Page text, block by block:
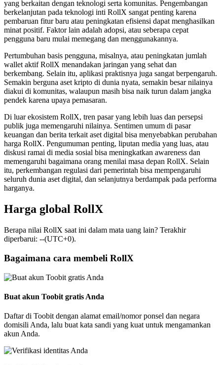
yang berkaitan dengan teknologi serta komunitas. Pengembangan
berkelanjutan pada teknologi inti RollX sangat penting karena
pembaruan fitur baru atau peningkatan efisiensi dapat menghasilkan
minat positif. Faktor lain adalah adopsi, atau seberapa cepat
pengguna baru mulai memegang dan menggunakannya.
Pertumbuhan basis pengguna, misalnya, atau peningkatan jumlah
wallet aktif RollX menandakan jaringan yang sehat dan
berkembang. Selain itu, aplikasi praktisnya juga sangat berpengaruh.
Semakin berguna aset kripto di dunia nyata, semakin besar nilainya
diakui di komunitas, walaupun masih bisa naik turun dalam jangka
pendek karena upaya pemasaran.
Di luar ekosistem RollX, tren pasar yang lebih luas dan persepsi
publik juga memengaruhi nilainya. Sentimen umum di pasar
keuangan dan berita terkait aset digital bisa menyebabkan perubahan
harga RollX. Pengumuman penting, liputan media yang luas, atau
diskusi ramai di media sosial bisa meningkatkan awareness dan
memengaruhi bagaimana orang menilai masa depan RollX. Selain
itu, perkembangan regulasi dari pemerintah bisa mempengaruhi
seluruh dunia aset digital, dan selanjutnya berdampak pada performa
harganya.
Harga global RollX
Berapa nilai RollX saat ini dalam mata uang lain? Terakhir
diperbarui: --(UTC+0).
Bagaimana cara membeli RollX
Buat akun Toobit gratis Anda
Daftar di Toobit dengan alamat email/nomor ponsel dan negara
domisili Anda, lalu buat kata sandi yang kuat untuk mengamankan
akun Anda.